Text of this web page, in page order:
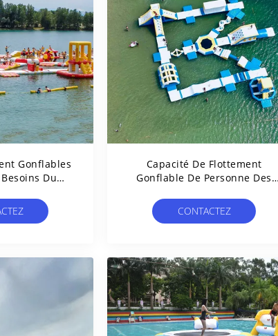
Gonflables
Du
Design
Capacité De Flottement
Gonflable De Personne Des
De Bâche De PVC De 0.9mm
CONTACTEZ